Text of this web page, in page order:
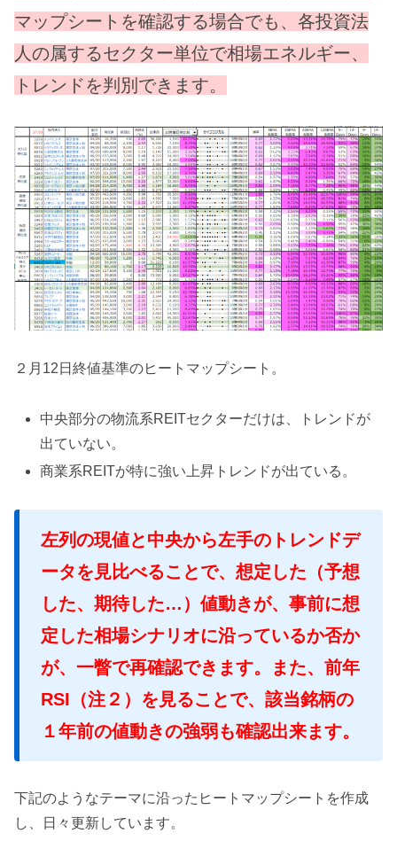
マップシートを確認する場合でも、各投資法
人の属するセクター単位で相場エネルギー、
トレンドを判別できます。
２月12日終値基準のヒートマップシート。
中央部分の物流系REITセクターだけは、トレンドが
出ていない。
商業系REITが特に強い上昇トレンドが出ている。
左列の現値と中央から左手のトレンドデ
ータを見比べることで、想定した（予想
した、期待した…）値動きが、事前に想
定した相場シナリオに沿っているか否か
が、一瞥で再確認できます。また、前年
RSI（注２）を見ることで、該当銘柄の
１年前の値動きの強弱も確認出来ます。
下記のようなテーマに沿ったヒートマップシートを作成
し、日々更新しています。